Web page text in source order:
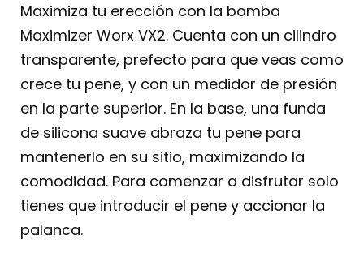
Maximiza tu erección con la bomba
Maximizer Worx VX2. Cuenta con un cilindro
transparente, prefecto para que veas como
crece tu pene, y con un medidor de presión
en la parte superior. En la base, una funda
de silicona suave abraza tu pene para
mantenerlo en su sitio, maximizando la
comodidad. Para comenzar a disfrutar solo
tienes que introducir el pene y accionar la
palanca.